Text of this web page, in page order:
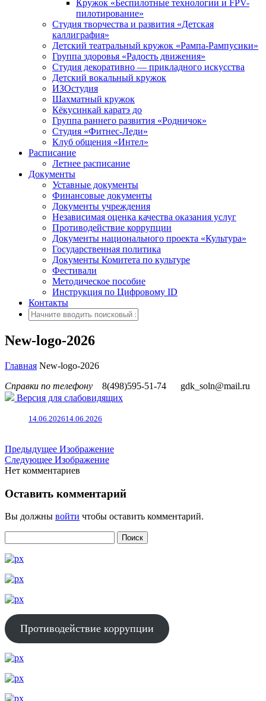
Кружок «Беспилотные технологии и FPV-
пилотирование»
Студия творчества и развития «Детская
каллиграфия»
Детский театральный кружок «Рампа-Рампусики»
Группа здоровья «Радость движения»
Студия декоративно — прикладного искусства
Детский вокальный кружок
ИЗОстудия
Шахматный кружок
Кёкусинкай каратэ до
Группа раннего развития «Родничок»
Cтудия «Фитнес-Леди»
Клуб общения «Интел»
Расписание
Летнее расписание
Документы
Уставные документы
Финансовые документы
Документы учреждения
Независимая оценка качества оказания услуг
Противодействие коррупции
Документы национального проекта «Культура»
Государственная политика
Документы Комитета по культуре
Фестивали
Методическое пособие
Инструкция по Цифровому ID
Контакты
New-logo-2026
Главная New-logo-2026
Справки по телефону
8(498)595-51-74
gdk_soln@mail.ru
Версия для слабовидящих
14.06.202614.06.2026
Предыдущее Изображение
Следующее Изображение
Нет комментариев
Оставить комментарий
Вы должны войти чтобы оставить комментарий.
Противодействие коррупции